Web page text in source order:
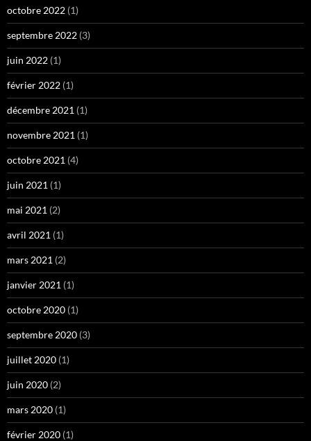
octobre 2022 (1)
septembre 2022 (3)
juin 2022 (1)
février 2022 (1)
décembre 2021 (1)
novembre 2021 (1)
octobre 2021 (4)
juin 2021 (1)
mai 2021 (2)
avril 2021 (1)
mars 2021 (2)
janvier 2021 (1)
octobre 2020 (1)
septembre 2020 (3)
juillet 2020 (1)
juin 2020 (2)
mars 2020 (1)
février 2020 (1)